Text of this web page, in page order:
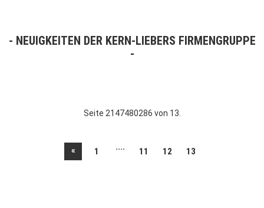
NEUIGKEITEN DER KERN-LIEBERS FIRMENGRUPPE
Seite 2147480286 von 13.
« 1 .... 11 12 13